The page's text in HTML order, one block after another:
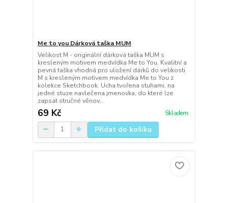
Me to you Dárková taška MUM
Velikost M - originální dárková taška MUM s
kresleným motivem medvídka Me to You. Kvalitní a
pevná taška vhodná pro uložení dárků do velikosti
M s kresleným motivem medvídka Me to You z
kolekce Sketchbook. Ucha tvořena stuhami, na
jedné stuze navlečena jmenovka, do které lze
zapsat stručné věnov...
69 Kč Skladem
Přidat do košíku